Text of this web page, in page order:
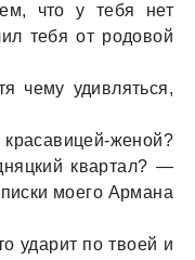
что у тебя нет
тебя от родовой
чему удивляться,
женой?
квартал? —
моего Армана
ударит по твоей и